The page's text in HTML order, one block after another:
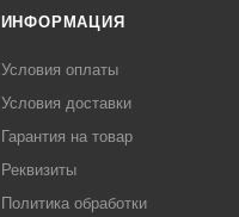
ИНФОРМАЦИЯ
Условия оплаты
Условия доставки
Гарантия на товар
Реквизиты
Политика обработки